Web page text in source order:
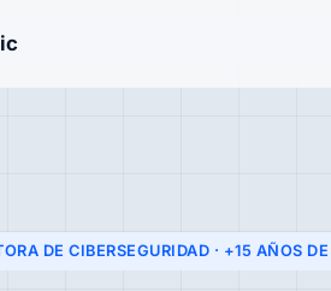
DE CIBERSEGURIDAD · +15 AÑOS